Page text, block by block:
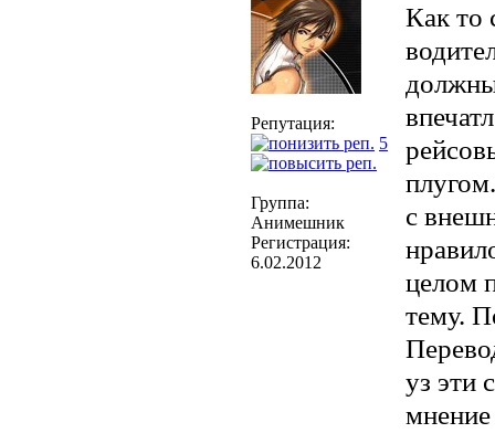
Репутация:
5
Группа:
Анимешник
Регистрация:
6.02.2012
Как то
с
целом
тему.
уз эти
мнение